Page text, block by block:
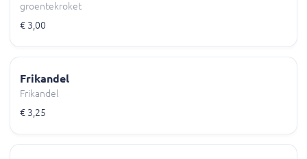
groentekroket
€ 3,00
Frikandel
Frikandel
€ 3,25